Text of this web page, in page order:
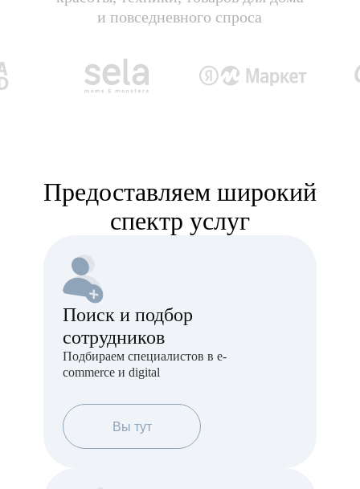
Предоставляем широкий
спектр услуг
Поиск и подбор
сотрудников
Подбираем специалистов в e-
commerce и digital
Вы тут